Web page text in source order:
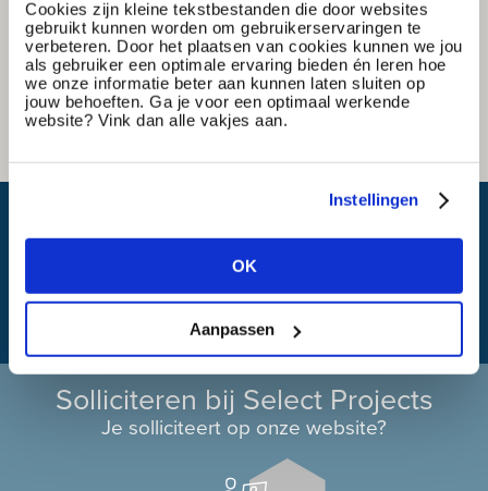
Cookies zijn kleine tekstbestanden die door websites
gebruikt kunnen worden om gebruikerservaringen te
verbeteren. Door het plaatsen van cookies kunnen we jou
als gebruiker een optimale ervaring bieden én leren hoe
we onze informatie beter aan kunnen laten sluiten op
jouw behoeften. Ga je voor een optimaal werkende
website? Vink dan alle vakjes aan.
Instellingen
OK
Aanpassen
Solliciteren bij Select Projects
Je solliciteert op onze website?